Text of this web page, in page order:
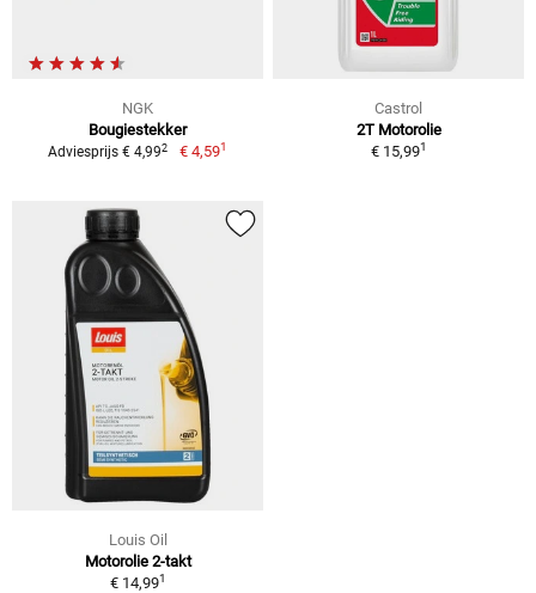
NGK
Bougiestekker
Adviesprijs € 4,992 € 4,591
Castrol
2T Motorolie
€ 15,991
Louis Oil
Motorolie 2-takt
€ 14,991